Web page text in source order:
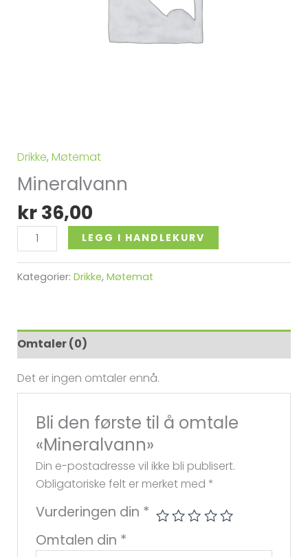
Drikke, Møtemat
Mineralvann
kr36,00
LEGG I HANDLEKURV
Kategorier: Drikke, Møtemat
Omtaler (0)
Det er ingen omtaler ennå.
Bli den første til å omtale
«Mineralvann»
Din e-postadresse vil ikke bli publisert.
Obligatoriske felt er merket med*
Vurderingen din *
Omtalen din *